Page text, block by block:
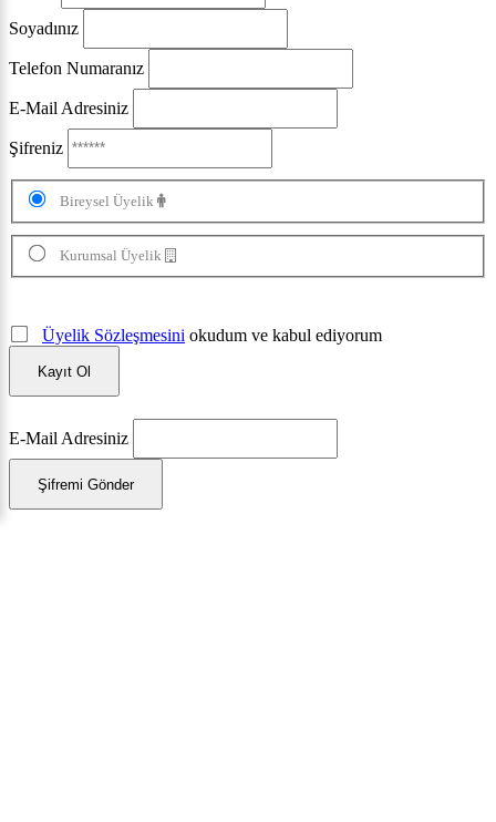
Soyadınız
Telefon Numaranız
E-Mail Adresiniz
Şifreniz
Bireysel Üyelik
Kurumsal Üyelik
Üyelik Sözleşmesini okudum ve kabul ediyorum
Kayıt Ol
E-Mail Adresiniz
Şifremi Gönder